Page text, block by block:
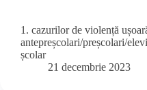
1. cazurilor de violență
antepreșcolari/preșcolari/
școlar
21 decembrie 2023